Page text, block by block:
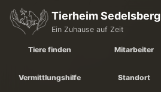
Tierheim Sedelsberg
Ein Zuhause auf Zeit
Tiere finden Mitarbeiter
Vermittlungshilfe Standort